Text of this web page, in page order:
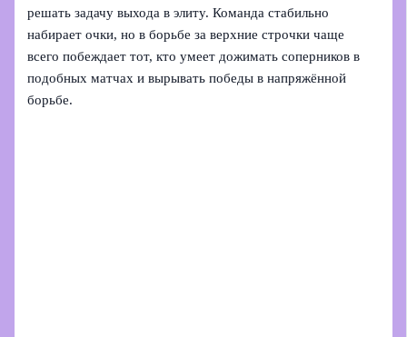
решать задачу выхода в элиту. Команда стабильно
набирает очки, но в борьбе за верхние строчки чаще
всего побеждает тот, кто умеет дожимать соперников в
подобных матчах и вырывать победы в напряжённой
борьбе.